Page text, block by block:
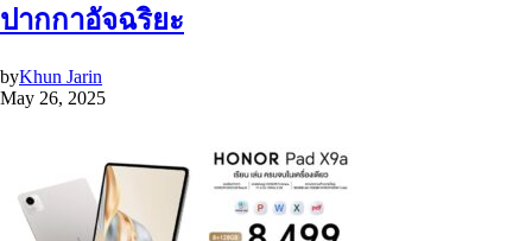
ปากกาอัจฉริยะ
byKhun Jarin
May 26, 2025